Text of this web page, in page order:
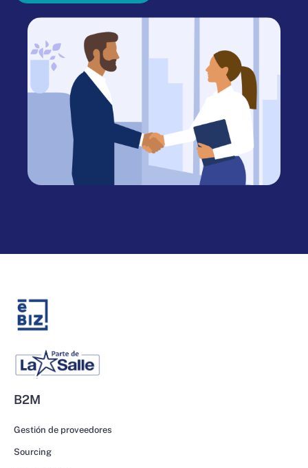
B2M
Gestión de proveedores
Sourcing